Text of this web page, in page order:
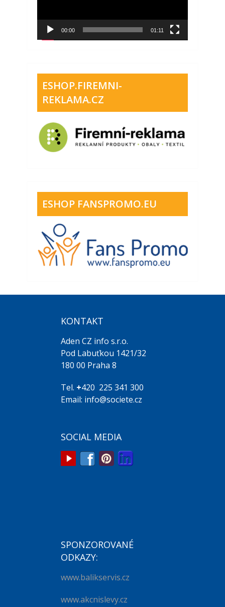
00:00 01:11
ESHOP.FIREMNI-
REKLAMA.CZ
ESHOP FANSPROMO.EU
KONTAKT
Aden CZ info s.r.o.
Pod Labuťkou 1421/32
180 00 Praha 8
Tel. +420 225 341 300
Email: info@societe.cz
SOCIAL MEDIA
SPONZOROVANÉ
ODKAZY:
www.balikservis.cz
www.akcnislevy.cz